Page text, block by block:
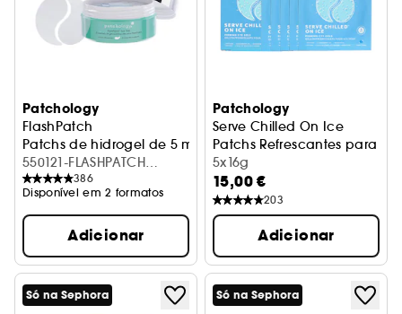
Patchology
FlashPatch
Patchs de hidrogel de 5 minutos
550121-FLASHPATCH
REJUVENATING EYE GEL 15
PAIR
386
Disponível em 2 formatos
Adicionar
Patchology
Serve Chilled On Ice
Patchs Refrescantes para
5x16g
15,00 €
203
Adicionar
Só na Sephora Só na Sephora